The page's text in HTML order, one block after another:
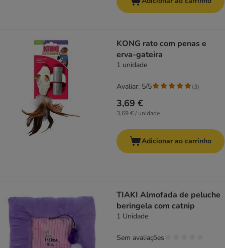
KONG rato com penas e
erva-gateira
1 unidade
3,69 €
3,69 € / unidade
Avaliar: 5/5 (3)
Adicionar ao carrinho
TIAKI Almofada de peluche
beringela com catnip
1 Unidade
Sem avaliações